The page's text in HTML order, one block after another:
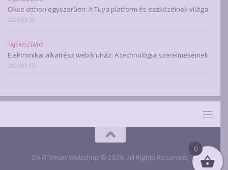
Okos otthon egyszerűen: A Tuya platform és eszközeinek világa
2025.03.20.
TÁJÉKOZTATÓ
Elektronikai alkatrész webáruház: A technológia szerelmeseinek
2025.03.12.
Do IT Smart Webshop © 2026. All Rights Reserved.
0